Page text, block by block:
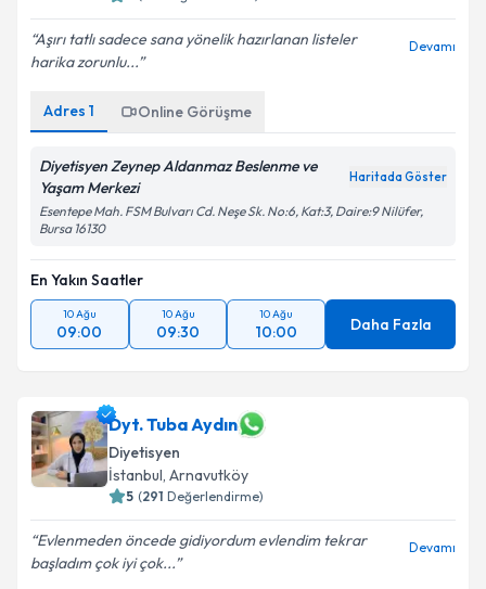
Aşırı tatlı sadece sana yönelik hazırlanan listeler
harika zorunlu...
Devamı
Adres 1 Online Görüşme
Diyetisyen Zeynep Aldanmaz Beslenme ve
Yaşam Merkezi
Haritada Göster
Esentepe Mah. FSM Bulvarı Cd. Neşe Sk. No:6, Kat:3, Daire:9 Nilüfer,
Bursa 16130
En Yakın Saatler
10 Ağu
09:00
10 Ağu
09:30
10 Ağu
10:00 Daha Fazla
Dyt. Tuba Aydın
Diyetisyen
İstanbul, Arnavutköy
5 (291 Değerlendirme)
Evlenmeden öncede gidiyordum evlendim tekrar
başladım çok iyi çok...
Devamı